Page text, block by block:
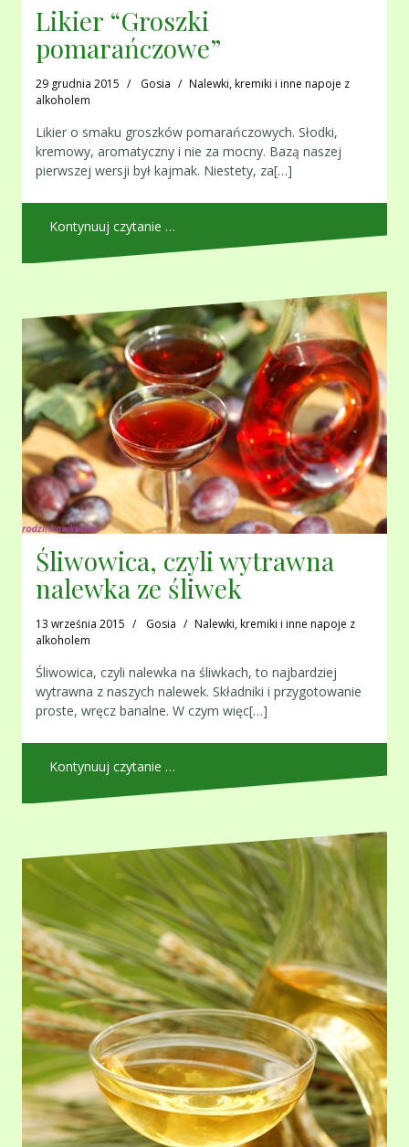
Likier “Groszki
pomarańczowe”
29 grudnia 2015 Gosia
Nalewki, kremiki i inne napoje z
alkoholem
Likier o smaku groszków pomarańczowych. Słodki,
kremowy, aromatyczny i nie za mocny. Bazą naszej
pierwszej wersji był kajmak. Niestety, za[…]
Kontynuuj czytanie …
Śliwowica, czyli wytrawna
nalewka ze śliwek
13 września 2015 Gosia
Nalewki, kremiki i inne napoje z
alkoholem
Śliwowica, czyli nalewka na śliwkach, to najbardziej
wytrawna z naszych nalewek. Składniki i przygotowanie
proste, wręcz banalne. W czym więc[…]
Kontynuuj czytanie …